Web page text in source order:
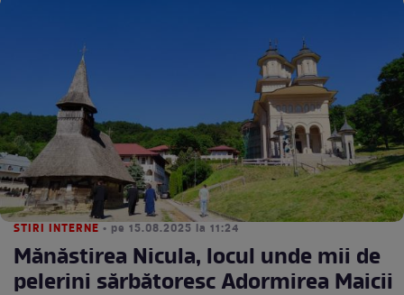
STIRI INTERNE • pe 15.08.2025 la 11:24
Mănăstirea Nicula, locul unde mii de
pelerini sărbătoresc Adormirea Maicii